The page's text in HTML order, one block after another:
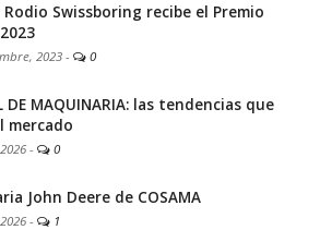
Rodio Swissboring recibe el Premio
2023 - 0
DE MAQUINARIA: las tendencias que
mercado
- 0
John Deere de COSAMA
- 1